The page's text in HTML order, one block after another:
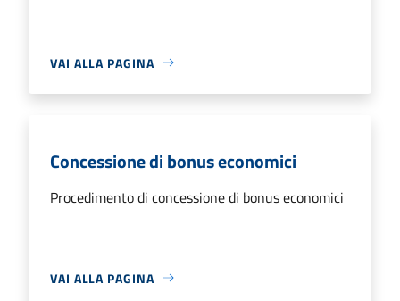
VAI ALLA PAGINA
Concessione di bonus economici
Procedimento di concessione di bonus economici
VAI ALLA PAGINA